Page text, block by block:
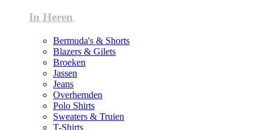
In Heren
Bermuda's & Shorts
Blazers & Gilets
Broeken
Jassen
Jeans
Overhemden
Polo Shirts
Sweaters & Truien
T-Shirts